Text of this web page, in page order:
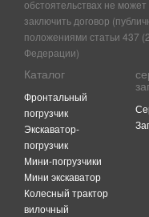
обстоятельствах не
заключить договор
положениями статьи 437
Федерации)
Каталог
Фронтальный
погрузчик
Экскаватор-
погрузчик
Мини-погрузчики
Мини экскаватор
Колесный трактор
вилочный